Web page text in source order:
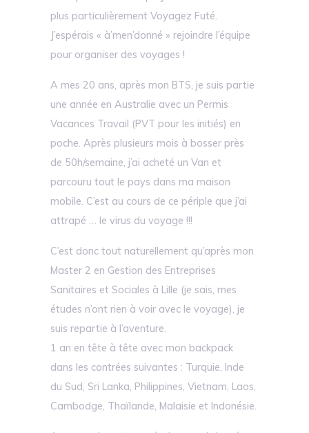
plus particulièrement Voyagez Futé.
J’espérais « à’men’donné » rejoindre l’équipe
pour organiser des voyages !
A mes 20 ans, après mon BTS, je suis partie
une année en Australie avec un Permis
Vacances Travail (PVT pour les initiés) en
poche. Après plusieurs mois à bosser près
de 50h/semaine, j’ai acheté un Van et
parcouru tout le pays dans ma maison
mobile. C’est au cours de ce périple que j’ai
attrapé … le virus du voyage !!!
C’est donc tout naturellement qu’après mon
Master 2 en Gestion des Entreprises
Sanitaires et Sociales à Lille (je sais, mes
études n’ont rien à voir avec le voyage), je
suis repartie à l’aventure.
1 an en tête à tête avec mon backpack
dans les contrées suivantes : Turquie, Inde
du Sud, Sri Lanka, Philippines, Vietnam, Laos,
Cambodge, Thaïlande, Malaisie et Indonésie.